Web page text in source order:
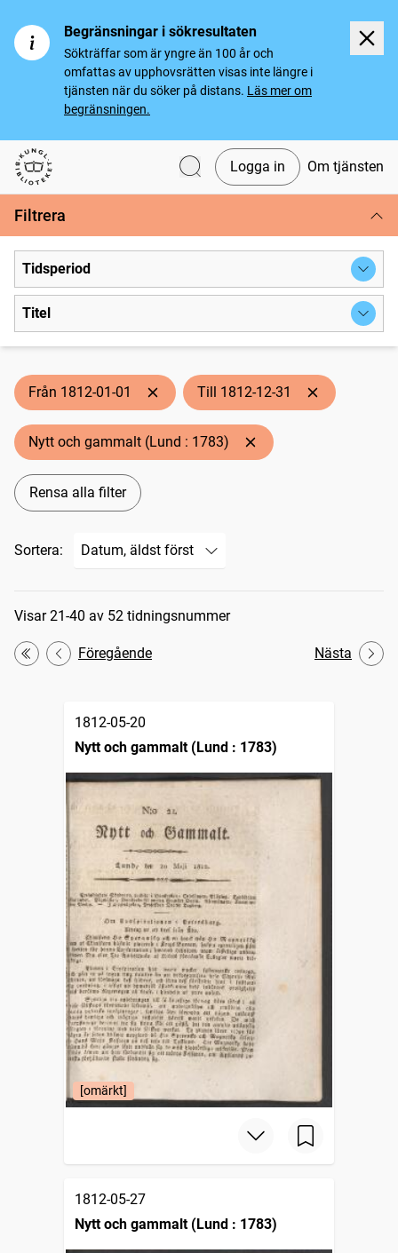
Begränsningar i sökresultaten
Sökträffar som är yngre än 100 år och
omfattas av upphovsrätten visas inte längre i
tjänsten när du söker på distans. Läs mer om
begränsningen.
Svenska tidningar
Logga in Om tjänsten
Filtrera
Tidsperiod
Titel
Från 1812-01-01 Till 1812-12-31
Nytt och gammalt (Lund : 1783)
Rensa alla filter
Sortera:
Sökresultat
Visar 21-40 av 52 tidningsnummer
Första
Föregående Nästa
1812-05-20
Nytt och gammalt (Lund : 1783)
[omärkt]
1812-05-27
Nytt och gammalt (Lund : 1783)